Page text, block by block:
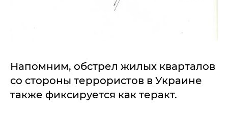
Напомним, обстрел жилых кварталов
со стороны террористов в Украине
также фиксируется как теракт.